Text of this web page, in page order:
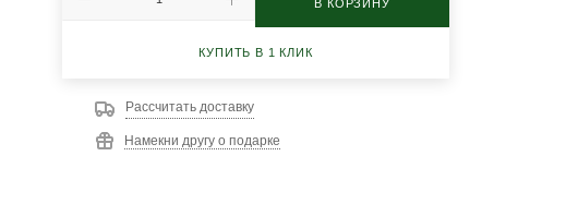
В КОРЗИНУ
КУПИТЬ В 1 КЛИК
Рассчитать доставку
Намекни другу о подарке